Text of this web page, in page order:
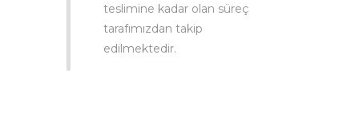
teslimine kadar olan süreç
tarafımızdan takip
edilmektedir.